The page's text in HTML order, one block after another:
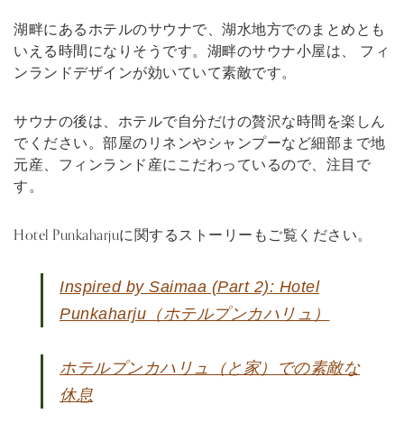
湖畔にあるホテルのサウナで、湖水地方でのまとめとも
いえる時間になりそうです。湖畔のサウナ小屋は、 フィ
ンランドデザインが効いていて素敵です。
サウナの後は、ホテルで自分だけの贅沢な時間を楽しん
でください。部屋のリネンやシャンプーなど細部まで地
元産、フィンランド産にこだわっているので、注目で
す。
Hotel Punkaharjuに関するストーリーもご覧ください。
Inspired by Saimaa (Part 2): Hotel
Punkaharju（ホテルプンカハリュ）
ホテルプンカハリュ（と家）での素敵な
休息